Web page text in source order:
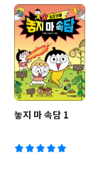
놓지 마 속담 1